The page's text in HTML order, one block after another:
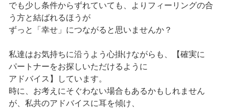
でも少し条件からずれていても、よりフィーリングの合
う方と結ばれるほうが
ずっと「幸せ」につながると思いませんか？
私達はお気持ちに沿うよう心掛けながらも、【確実に
パートナーをお探しいただけるように
アドバイス】しています。
時に、お考えにそぐわない場合もあるかもしれません
が、私共のアドバイスに耳を傾け、